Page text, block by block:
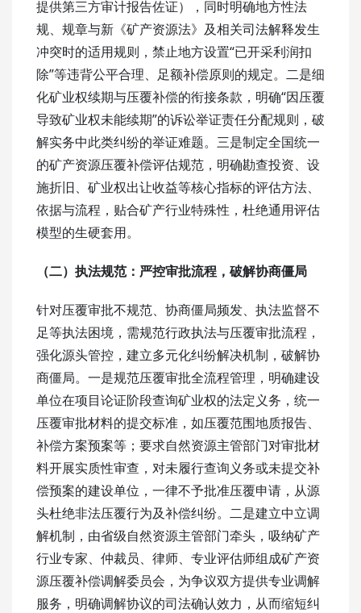
提供第三方审计报告佐证），同时明确地方性法
规、规章与新《矿产资源法》及相关司法解释发生
冲突时的适用规则，禁止地方设置“已开采利润扣
除”等违背公平合理、足额补偿原则的规定。二是细
化矿业权续期与压覆补偿的衔接条款，明确“因压覆
导致矿业权未能续期”的诉讼举证责任分配规则，破
解实务中此类纠纷的举证难题。三是制定全国统一
的矿产资源压覆补偿评估规范，明确勘查投资、设
施折旧、矿业权出让收益等核心指标的评估方法、
依据与流程，贴合矿产行业特殊性，杜绝通用评估
模型的生硬套用。
（二）执法规范： 严控审批流程，破解协商僵局
针对压覆审批不规范、协商僵局频发、执法监督不
足等执法困境，需规范行政执法与压覆审批流程，
强化源头管控，建立多元化纠纷解决机制，破解协
商僵局。一是规范压覆审批全流程管理，明确建设
单位在项目论证阶段查询矿业权的法定义务，统一
压覆审批材料的提交标准，如压覆范围地质报告、
补偿方案预案等；要求自然资源主管部门对审批材
料开展实质性审查，对未履行查询义务或未提交补
偿预案的建设单位，一律不予批准压覆申请，从源
头杜绝非法压覆行为及补偿纠纷。二是建立中立调
解机制，由省级自然资源主管部门牵头，吸纳矿产
行业专家、仲裁员、律师、专业评估师组成矿产资
源压覆补偿调解委员会，为争议双方提供专业调解
服务，明确调解协议的司法确认效力，从而缩短纠